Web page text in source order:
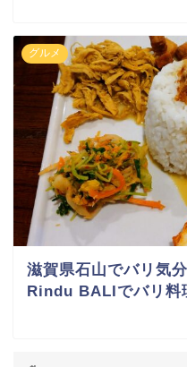
グルメ
滋賀県石山でバリ気
Rindu BALIでバリ料